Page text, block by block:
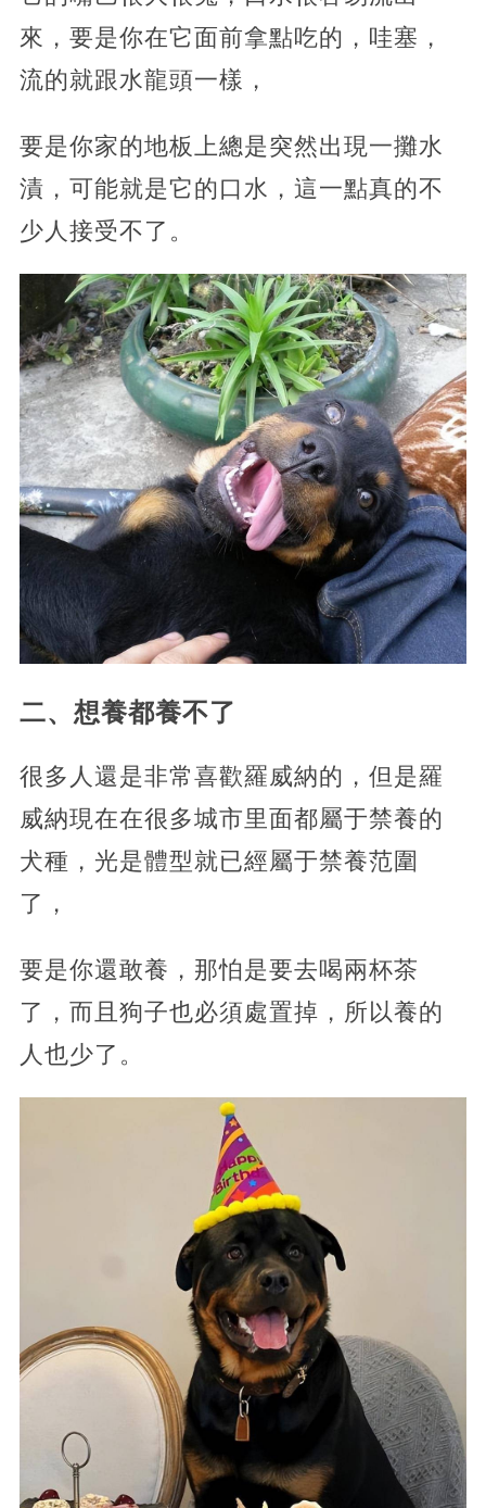
來，要是你在它面前拿點吃的，哇塞，
流的就跟水龍頭一樣，
要是你家的地板上總是突然出現一攤水
漬，可能就是它的口水，這一點真的不
少人接受不了。
二、想養都養不了
很多人還是非常喜歡羅威納的，但是羅
威納現在在很多城市里面都屬于禁養的
犬種，光是體型就已經屬于禁養范圍
了，
要是你還敢養，那怕是要去喝兩杯茶
了，而且狗子也必須處置掉，所以養的
人也少了。